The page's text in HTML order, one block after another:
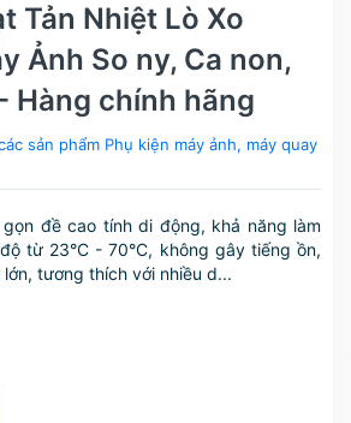
Tản Nhiệt Lò Xo
Ảnh So ny, Ca non,
Hàng chính hãng
sản phẩm Phụ kiện máy ảnh, máy quay
đề cao tính di động, khả năng làm
từ 23°C - 70°C, không gây tiếng ồn,
tương thích với nhiều d...